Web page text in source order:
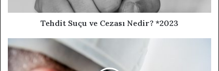
Tehdit Suçu ve Cezası Nedir? *2023